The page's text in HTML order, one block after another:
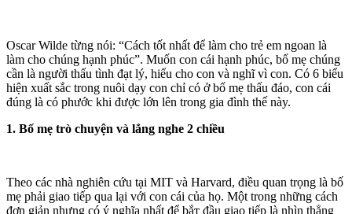
Oscar Wilde từng nói: “Cách tốt nhất để làm cho trẻ em ngoan là
làm cho chúng hạnh phúc”. Muốn con cái hạnh phúc, bố mẹ chúng
cần là người thấu tình đạt lý, hiểu cho con và nghĩ vì con. Có 6 biểu
hiện xuất sắc trong nuôi dạy con chỉ có ở bố mẹ thấu đáo, con cái
đúng là có phước khi được lớn lên trong gia đình thế này.
1. Bố mẹ trò chuyện và lắng nghe 2 chiều
Theo các nhà nghiên cứu tại MIT và Harvard, điều quan trọng là bố
mẹ phải giao tiếp qua lại với con cái của họ. Một trong những cách
đơn giản nhưng có ý nghĩa nhất để bắт đầu giao tiếp là nhìn thẳng